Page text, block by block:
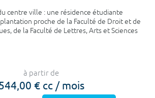
centre ville : une résidence étudiante
proche de la Faculté de Droit et de
de la Faculté de Lettres, Arts et Sciences
à partir de
€ cc / mois